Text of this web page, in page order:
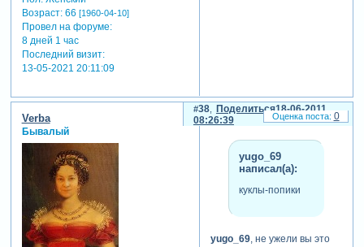
Возраст:66 [1960-04-10]
Провел на форуме:
8 дней 1 час
Последний визит:
13-05-2021 20:11:09
Поделиться
38
18-06-2011
08:26:39
Verba
Бывалый
yugo_69
написал(а):
куклы-попики
yugo_69, не ужели вы это
0